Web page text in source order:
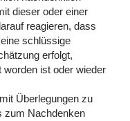
dieser oder einer
reagieren, dass
schlüssige
erfolgt,
ist oder wieder
Überlegungen zu
zum Nachdenken